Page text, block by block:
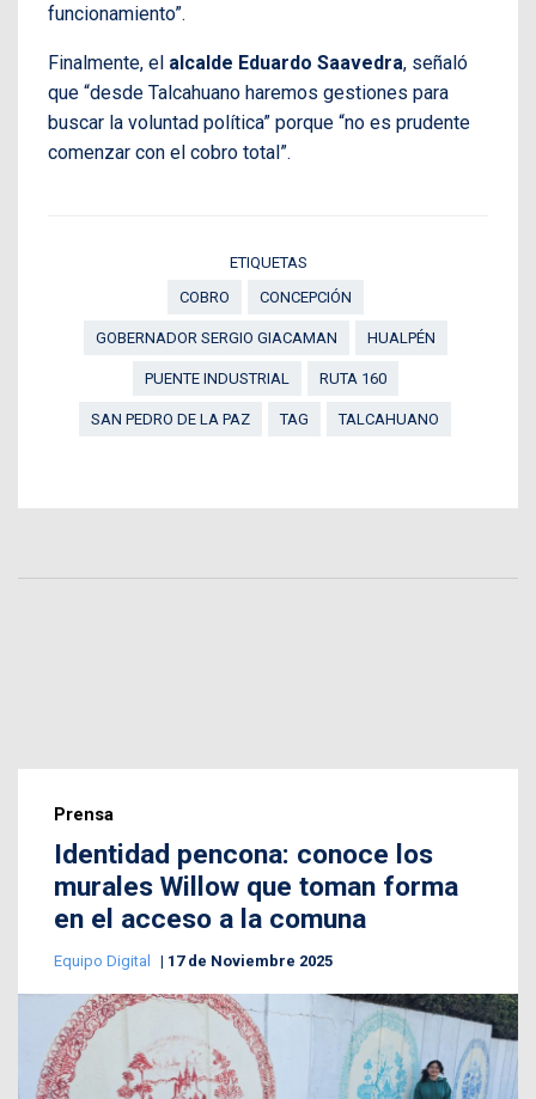
funcionamiento”.
Finalmente, el alcalde Eduardo Saavedra, señaló
que “desde Talcahuano haremos gestiones para
buscar la voluntad política” porque “no es prudente
comenzar con el cobro total”.
ETIQUETAS
COBRO
CONCEPCIÓN
GOBERNADOR SERGIO GIACAMAN HUALPÉN
PUENTE INDUSTRIAL RUTA 160
SAN PEDRO DE LA PAZ TAG TALCAHUANO
Prensa
Identidad pencona: conoce los
murales Willow que toman forma
en el acceso a la comuna
Equipo Digital 17 de Noviembre 2025